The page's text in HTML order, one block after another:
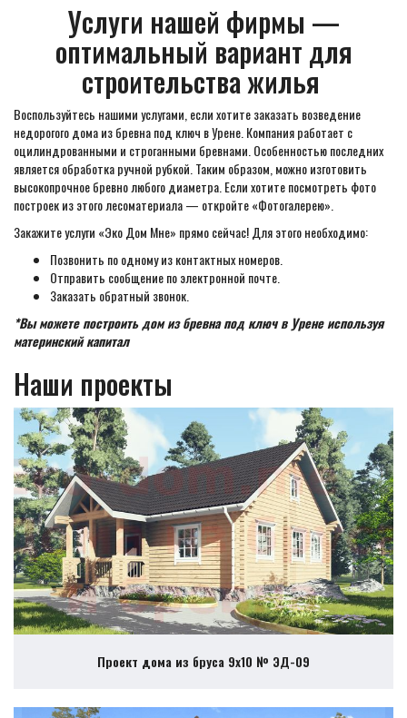
Услуги нашей фирмы —
оптимальный вариант для
строительства жилья
Воспользуйтесь нашими услугами, если хотите заказать возведение
недорогого дома из бревна под ключ в Урене. Компания работает с
оцилиндрованными и строганными бревнами. Особенностью последних
является обработка ручной рубкой. Таким образом, можно изготовить
высокопрочное бревно любого диаметра. Если хотите посмотреть фото
построек из этого лесоматериала — откройте «Фотогалерею».
Закажите услуги «Эко Дом Мне» прямо сейчас! Для этого необходимо:
Позвонить по одному из контактных номеров.
Отправить сообщение по электронной почте.
Заказать обратный звонок.
*Вы можете построить дом из бревна под ключ в Урене используя
материнский капитал
Наши проекты
Проект дома из бруса 9х10 № ЭД-09